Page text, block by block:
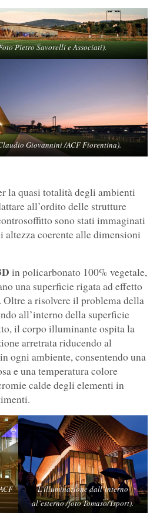
Pietro Savorelli e Associati).
Giovannini /ACF Fiorentina).
la quasi totalità degli ambienti
all’ordito delle strutture
sono stati immaginati
coerente alle dimensioni
in policarbonato 100% vegetale,
una superficie rigata ad effetto
a risolvere il problema della
all’interno della superficie
il corpo illuminante ospita la
arretrata riducendo al
ogni ambiente, consentendo una
e una temperatura colore
calde degli elementi in
L’illuminazione dall’interno
al’esterno /foto Tomaso/Tsport).